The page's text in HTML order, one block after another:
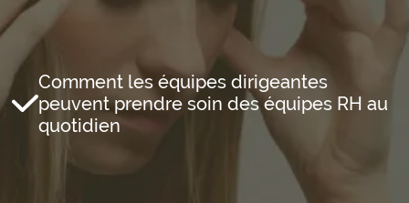
Comment les équipes dirigeantes
peuvent prendre soin des équipes RH au
quotidien